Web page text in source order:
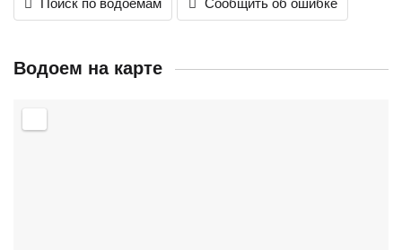
Водоем на карте